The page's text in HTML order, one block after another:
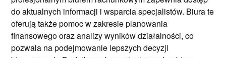
do aktualnych informacji i wsparcia specjalistów. Biura te
oferują także pomoc w zakresie planowania
finansowego oraz analizy wyników działalności, co
pozwala na podejmowanie lepszych decyzji